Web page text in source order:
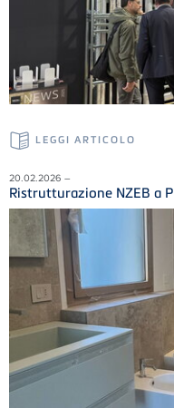
LEGGI ARTICOLO
20.02.2026 –
Ristrutturazione NZEB a